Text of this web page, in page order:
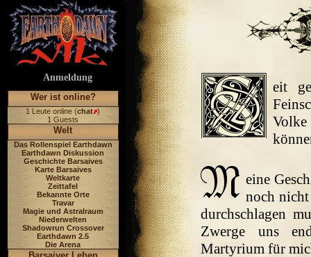
Anmeldung
Wer ist online?
1 Leute online (chat )
1 Guests
Welt
Das Rollenspiel Earthdawn
Earthdawn Diskussion
Geschichte Barsaives
Karte Barsaives
Weltkarte
Zeittafel
Bekannte Orte
Travar
Magie und Astralraum
Niederwelten
Shadowrun Crossover
Earthdawn 2.5
Die Arena
eit
eine
noch
durchschlagen
Zwerge uns
Martyrium für